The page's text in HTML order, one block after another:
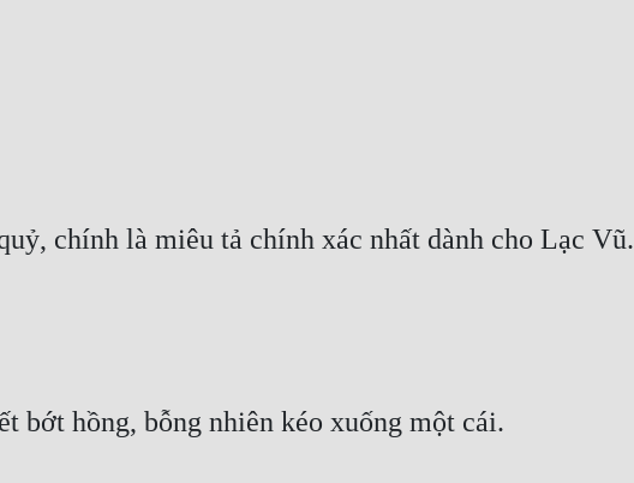
chính là miêu tả chính xác nhất dành cho Lạc Vũ.
bớt hồng, bỗng nhiên kéo xuống một cái.